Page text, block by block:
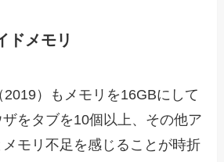
ドメモリ
）もメモリを16GBにして
をタブを10個以上、その他ア
モリ不足を感じることが時折